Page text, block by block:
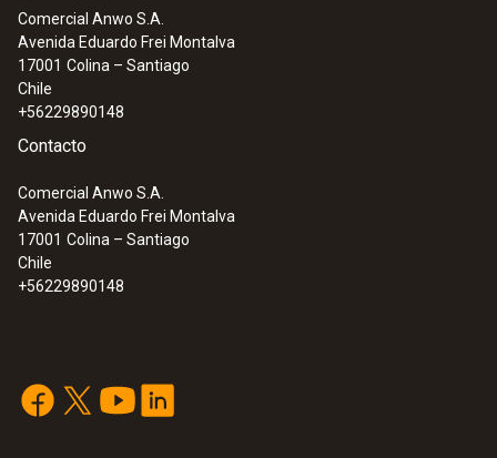
Comercial Anwo S.A.
Avenida Eduardo Frei Montalva
17001 Colina – Santiago
Chile
+56229890148
Contacto
Comercial Anwo S.A.
Avenida Eduardo Frei Montalva
17001 Colina – Santiago
Chile
+56229890148